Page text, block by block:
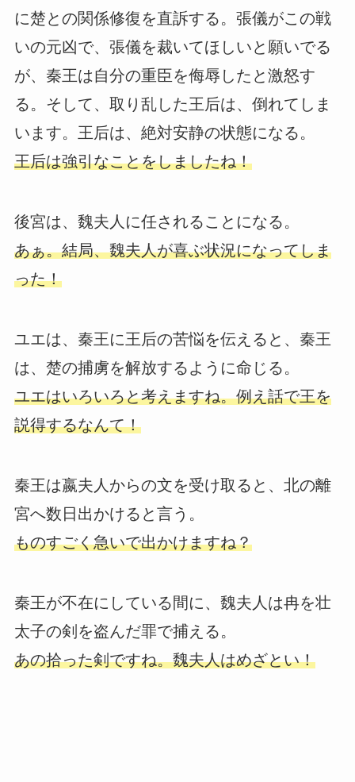
に楚との関係修復を直訴する。張儀がこの戦
いの元凶で、張儀を裁いてほしいと願いでる
が、秦王は自分の重臣を侮辱したと激怒す
る。そして、取り乱した王后は、倒れてしま
います。王后は、絶対安静の状態になる。
王后は強引なことをしましたね！
後宮は、魏夫人に任されることになる。
あぁ。結局、魏夫人が喜ぶ状況になってしま
った！
ユエは、秦王に王后の苦悩を伝えると、秦王
は、楚の捕虜を解放するように命じる。
ユエはいろいろと考えますね。例え話で王を
説得するなんて！
秦王は嬴夫人からの文を受け取ると、北の離
宮へ数日出かけると言う。
ものすごく急いで出かけますね？
秦王が不在にしている間に、魏夫人は冉を壮
太子の剣を盗んだ罪で捕える。
あの拾った剣ですね。魏夫人はめざとい！